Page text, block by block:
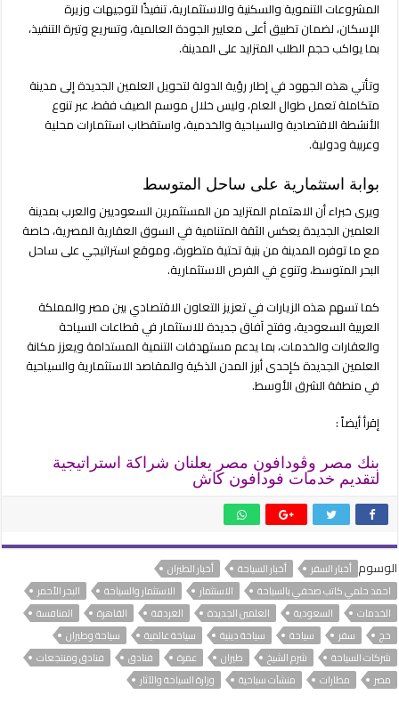
المشروعات التنموية والسكنية والاستثمارية، تنفيذًا لتوجيهات وزيرة
الإسكان، لضمان تطبيق أعلى معايير الجودة العالمية، وتسريع وتيرة التنفيذ،
بما يواكب حجم الطلب المتزايد على المدينة.
وتأتي هذه الجهود في إطار رؤية الدولة لتحويل العلمين الجديدة إلى مدينة
متكاملة تعمل طوال العام، وليس خلال موسم الصيف فقط، عبر تنوع
الأنشطة الاقتصادية والسياحية والخدمية، واستقطاب استثمارات محلية
وعربية ودولية.
بوابة استثمارية على ساحل المتوسط
ويرى خبراء أن الاهتمام المتزايد من المستثمرين السعوديين والعرب بمدينة
العلمين الجديدة يعكس الثقة المتنامية في السوق العقارية المصرية، خاصة
مع ما توفره المدينة من بنية تحتية متطورة، وموقع استراتيجي على ساحل
البحر المتوسط، وتنوع في الفرص الاستثمارية.
كما تسهم هذه الزيارات في تعزيز التعاون الاقتصادي بين مصر والمملكة
العربية السعودية، وفتح آفاق جديدة للاستثمار في قطاعات السياحة
والعقارات والخدمات، بما يدعم مستهدفات التنمية المستدامة ويعزز مكانة
العلمين الجديدة كإحدى أبرز المدن الذكية والمقاصد الاستثمارية والسياحية
في منطقة الشرق الأوسط.
إقرأ أيضاً :
بنك مصر وڤودافون مصر يعلنان شراكة استراتيجية
لتقديم خدمات فودافون كاش
الوسوم أخبار السفر أخبار السياحة
أخبار الطيران
احمد حلمي كاتب صحفي بالسياحة
الاستثمار الاستثمار والسياحة
البحر الأحمر
الخدمات
السعودية العلمين الجديدة الغردقة القاهرة
المنافسة
حج
سفر سياحة سياحة دينية سياحة عالمية
سياحة وطيران
شركات السياحة
شرم الشيخ طيران عمرة فنادق
فنادق ومنتجعات
مصر
مطارات منشآت سياحية وزارة السياحة والآثار